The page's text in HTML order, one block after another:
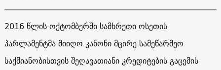
2016 წლის ოქტომბერში სამხრეთი ოსეთის
პარლამენტმა მიიღო კანონი მცირე სამეწარმეო
საქმიანობისთვის შეღავათიანი კრედიტების გაცემის